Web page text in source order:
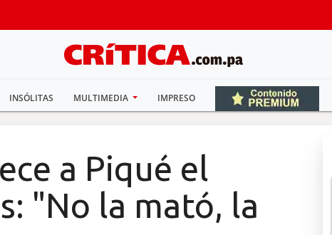
INSÓLITAS MULTIMEDIA IMPRESO
a Piqué el
"No la mató, la